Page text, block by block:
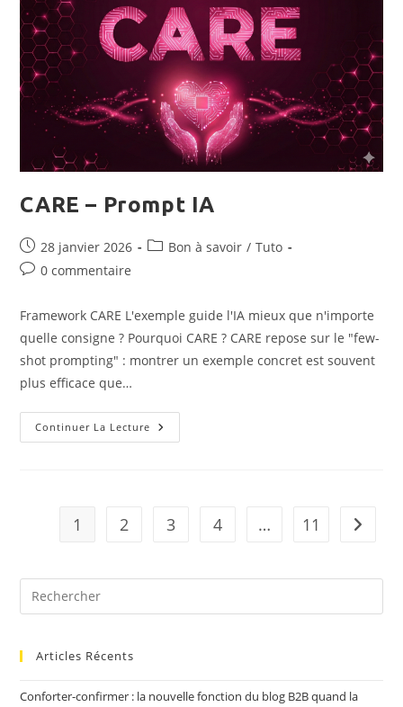
Capacités,
Composants
Clés,
Cas
D’usage
Et
Tendances
Futures
CARE – Prompt IA
Publication
publiée :
28 janvier 2026
PostBon à savoir / Tuto
Commentaires
la
publication :
0 commentaire
Framework CARE L'exemple guide l'IA mieux que n'importe
quelle consigne ? Pourquoi CARE ? CARE repose sur le "few-
shot prompting" : montrer un exemple concret est souvent
plus efficace que…
Continuer La Lecture CARE
–
1 2 3 4 … 11 Aller à
Articles Récents
Conforter-confirmer : la nouvelle fonction du blog B2B quand la